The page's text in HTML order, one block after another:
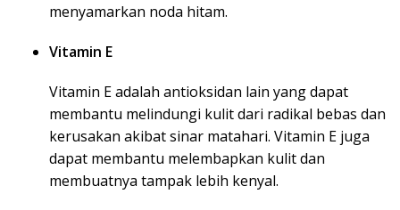
menyamarkan noda hitam.
Vitamin E
Vitamin E adalah antioksidan lain yang dapat
membantu melindungi kulit dari radikal bebas dan
kerusakan akibat sinar matahari. Vitamin E juga
dapat membantu melembapkan kulit dan
membuatnya tampak lebih kenyal.